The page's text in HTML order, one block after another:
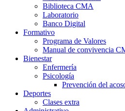
Biblioteca CMA
Laboratorio
Banco Digital
Formativo
Programa de Valores
Manual de convivencia
Bienestar
Enfermería
Psicología
Prevención del
Deportes
Clases extra